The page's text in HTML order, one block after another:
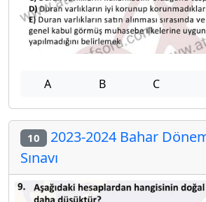
A B C
10 2023-2024 Bahar
Sınavı